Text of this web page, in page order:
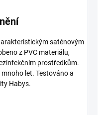
saténovým
z PVC materiálu,
prostředkům.
let. Testováno a
Habys.